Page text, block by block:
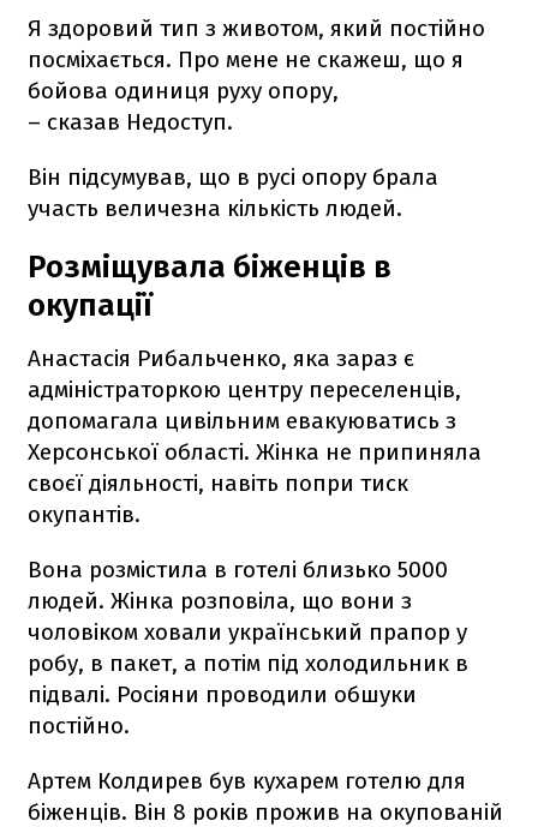
Я здоровий тип з животом, який постійно
посміхається. Про мене не скажеш, що я
бойова одиниця руху опору,
– сказав Недоступ.
Він підсумував, що в русі опору брала
участь величезна кількість людей.
Розміщувала біженців в
окупації
Анастасія Рибальченко, яка зараз є
адміністраторкою центру переселенців,
допомагала цивільним евакуюватись з
Херсонської області. Жінка не припиняла
своєї діяльності, навіть попри тиск
окупантів.
Вона розмістила в готелі близько 5000
людей. Жінка розповіла, що вони з
чоловіком ховали український прапор у
робу, в пакет, а потім під холодильник в
підвалі. Росіяни проводили обшуки
постійно.
Артем Колдирев був кухарем готелю для
біженців. Він 8 років прожив на окупованій